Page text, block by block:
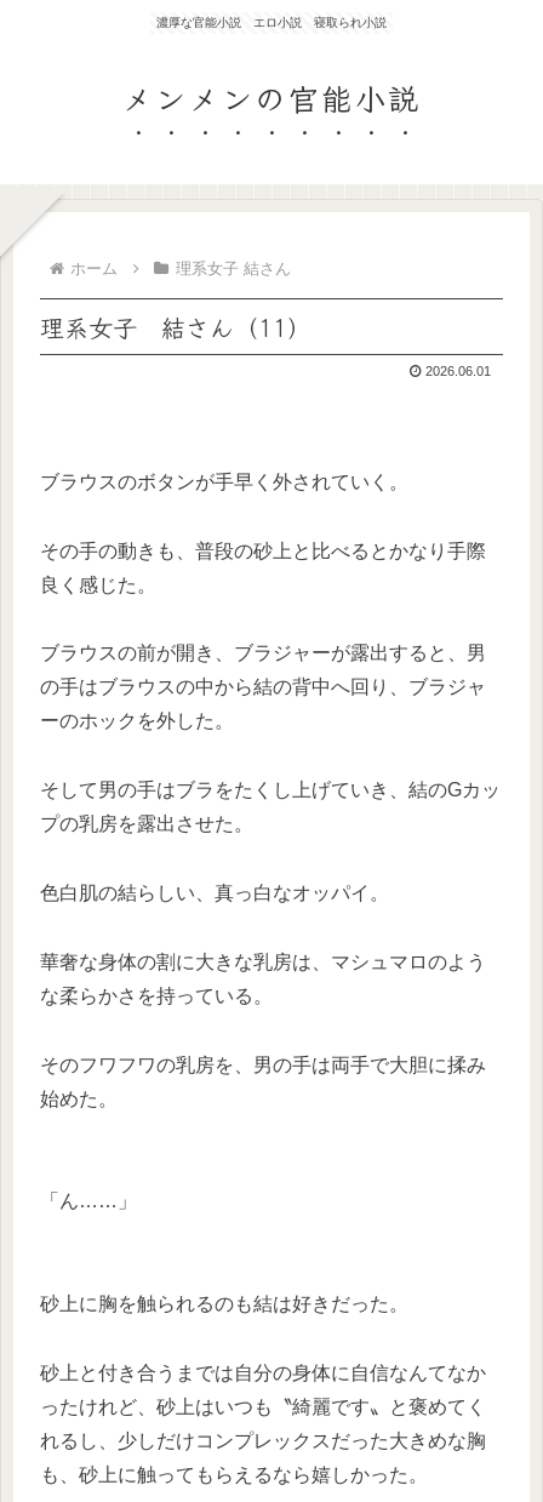
濃厚な官能小説 エロ小説 寝取られ小説
メンメンの官能小説
ホーム 理系女子 結さん
理系女子 結さん（11）
2026.06.01
ブラウスのボタンが手早く外されていく。
その手の動きも、普段の砂上と比べるとかなり手際
良く感じた。
ブラウスの前が開き、ブラジャーが露出すると、男
の手はブラウスの中から結の背中へ回り、ブラジャ
ーのホックを外した。
そして男の手はブラをたくし上げていき、結のGカッ
プの乳房を露出させた。
色白肌の結らしい、真っ白なオッパイ。
華奢な身体の割に大きな乳房は、マシュマロのよう
な柔らかさを持っている。
そのフワフワの乳房を、男の手は両手で大胆に揉み
始めた。
「ん……」
砂上に胸を触られるのも結は好きだった。
砂上と付き合うまでは自分の身体に自信なんてなか
ったけれど、砂上はいつも〝綺麗です〟と褒めてく
れるし、少しだけコンプレックスだった大きめな胸
も、砂上に触ってもらえるなら嬉しかった。